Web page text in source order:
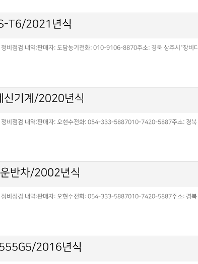
T6/2021년식
비점검 내역:판매자: 도담농기전화: 010-9106-8870주소: 경북 상주시"장비
신기계/2020년식
비점검 내역:판매자: 오현수전화: 054-333-5887010-7420-5887주소: 경
반차/2002년식
비점검 내역:판매자: 오현수전화: 054-333-5887010-7420-5887주소: 경
2016년식